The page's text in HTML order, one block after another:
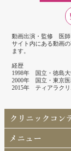
動画出演・監修 医
サイト内にある動画
ます。
経歴
1998年 国立・徳島
2000年 国立・東京
2015年 ティアラク